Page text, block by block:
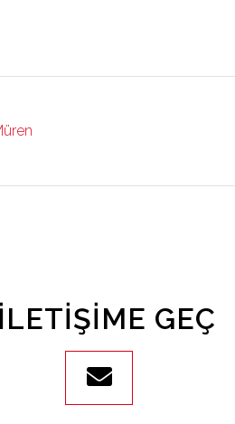
İLETIŞIME GEÇ